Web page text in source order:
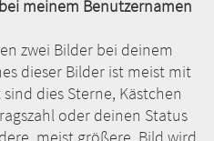
meinem Benutzernamen
zwei Bilder bei deinem
dieser Bilder ist meist mit
dies Sterne, Kästchen
oder deinen Status